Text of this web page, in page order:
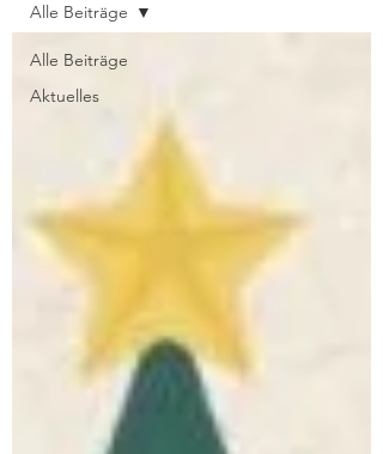
Alle Beiträge
Aktuelles
Alle Beiträge